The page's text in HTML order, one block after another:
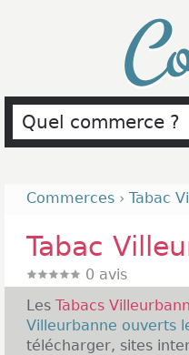
Commerces › Tabac
Tabac
0 avis
Les Tabacs
Villeurbanne ouverts
télécharger, sites